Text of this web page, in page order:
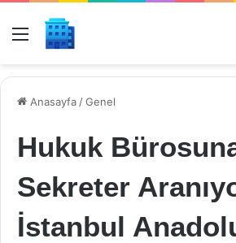
Menü
Anasayfa /Genel
Hukuk
Sekreter
İstanbul